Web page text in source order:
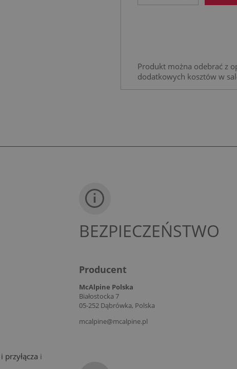
Produkt można odebrać z
dodatkowych kosztów w
przyłącza i
BEZPIECZEŃSTWO
Producent
McAlpine Polska
Białostocka 7
05-252 Dąbrówka, Polska
mcalpine@mcalpine.pl